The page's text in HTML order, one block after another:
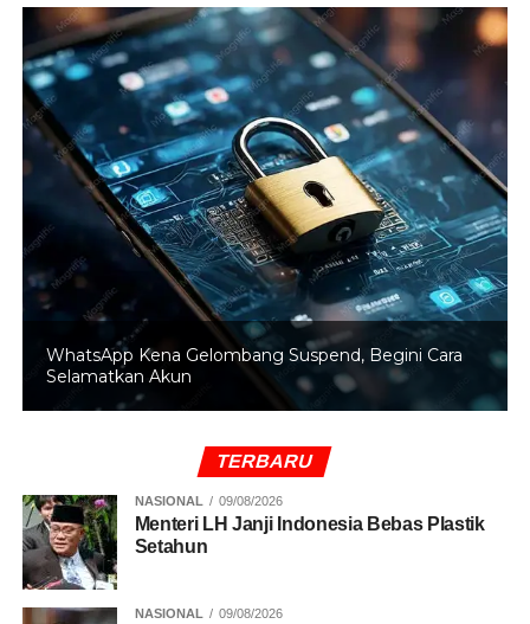
RELATED TOPICS: OJOL
PDI-PERJUANGAN
TRANSPORTASI
UP NEXT
Bisikan Sandiaga ke Prabowo Demi Indonesia
DON'T MISS
Tagihan Pelanggan PLN Disjaya akan Dikurangi
WhatsApp Kena Gelombang Suspend, Begini Cara
Selamatkan Akun
TERBARU
NASIONAL 09/08/2026
Menteri LH Janji Indonesia Bebas Plastik
Setahun
NASIONAL 09/08/2026